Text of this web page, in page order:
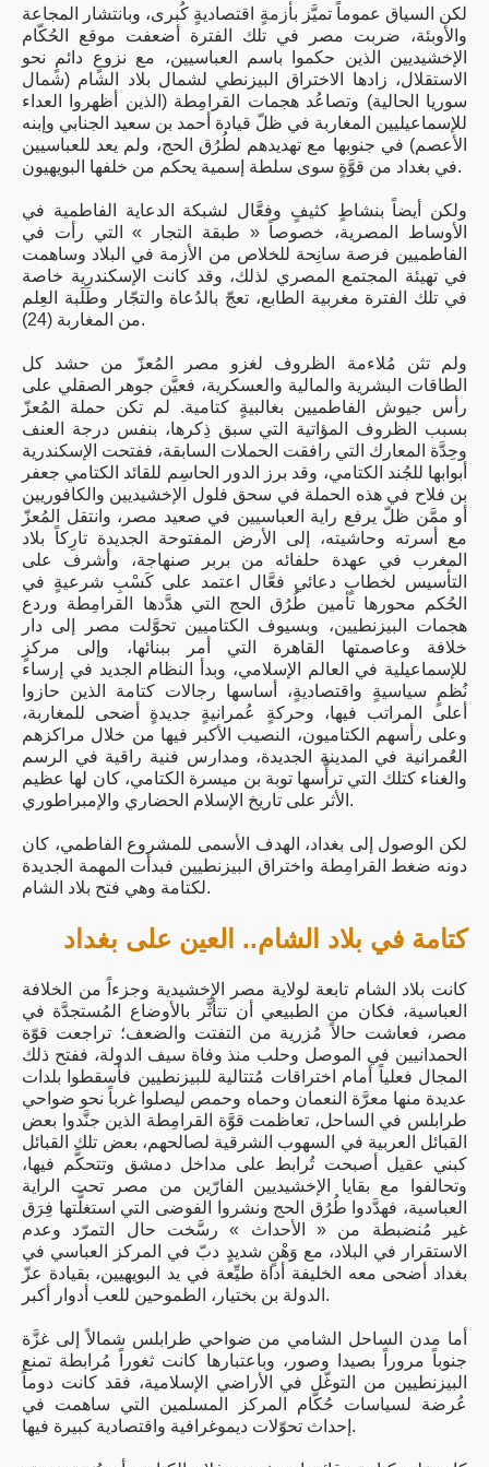
لكن السياق عموماً تميَّز بأزمةٍ اقتصاديةٍ كُبرى، وبانتشار المجاعة
والأوبئة، ضربت مصر في تلك الفترة أضعفت موقع الحُكّام
الإخشيديين الذين حكموا باسم العباسيين، مع نزوعٍ دائمٍ نحو
الاستقلال، زادها الاختراق البيزنطي لشمال بلاد الشام (شمال
سوريا الحالية) وتصاعُد هجمات القرامِطة (الذين أظهروا العداء
للإسماعيليين المغاربة في ظلّ قيادة أحمد بن سعيد الجنابي وإبنه
الأعصم) في جنوبها مع تهديدهم لطُرُق الحج، ولم يعد للعباسيين
في بغداد من قوَّةٍ سوى سلطة إسمية يحكم من خلفها البويهيون.
ولكن أيضاً بنشاطٍ كثيفٍ وفعَّال لشبكة الدعاية الفاطمية في
الأوساط المصرية، خصوصاً « طبقة التجار » التي رأت في
الفاطميين فرصة سانِحة للخلاص من الأزمة في البلاد وساهمت
في تهيئة المجتمع المصري لذلك، وقد كانت الإسكندرية خاصة
في تلك الفترة مغربية الطابع، تعجّ بالدُعاة والتجّار وطَلَبة العِلم
من المغاربة (24).
ولم تثن مُلاءمة الظروف لغزو مصر المُعزّ من حشد كل
الطاقات البشرية والمالية والعسكرية، فعيَّن جوهر الصقلي على
رأس جيوش الفاطميين بغالبيةٍ كتامية. لم تكن حملة المُعزّ
بسبب الظروف المؤاتية التي سبق ذِكرها، بنفس درجة العنف
وحِدَّة المعارك التي رافقت الحملات السابقة، ففتحت الإسكندرية
أبوابها للجُند الكتامي، وقد برز الدور الحاسِم للقائد الكتامي جعفر
بن فلاح في هذه الحملة في سحق فلول الإخشيديين والكافوريين
أو ممَّن ظلّ يرفع راية العباسيين في صعيد مصر، وانتقل المُعزّ
مع أسرته وحاشيته، إلى الأرض المفتوحة الجديدة تارِكاً بلاد
المغرب في عهدة حلفائه من بربر صنهاجة، وأشرف على
التأسيس لخطابٍ دعائي فعَّال اعتمد على كَسْبِ شرعيةٍ في
الحُكم محورها تأمين طُرُق الحج التي هدَّدها القرامِطة وردع
هجمات البيزنطيين، وبسيوف الكتاميين تحوَّلت مصر إلى دار
خلافة وعاصمتها القاهرة التي أمر ببنائها، وإلى مركزٍ
للإسماعيلية في العالم الإسلامي، وبدأ النظام الجديد في إرساء
نُظمٍ سياسيةٍ واقتصاديةٍ، أساسها رجالات كتامة الذين حازوا
أعلى المراتب فيها، وحركةٍ عُمرانيةٍ جديدةٍ أضحى للمغاربة،
وعلى رأسهم الكتاميون، النصيب الأكبر فيها من خلال مراكزهم
العُمرانية في المدينة الجديدة، ومدارس فنية راقية في الرسم
والغناء كتلك التي ترأَّسها توبة بن ميسرة الكتامي، كان لها عظيم
الأثر على تاريخ الإسلام الحضاري والإمبراطوري.
لكن الوصول إلى بغداد، الهدف الأسمى للمشروع الفاطمي، كان
دونه ضغط القرامِطة واختراق البيزنطيين فبدأت المهمة الجديدة
لكتامة وهي فتح بلاد الشام.
كتامة في بلاد الشام.. العين على بغداد
كانت بلاد الشام تابعة لولاية مصر الإخشيدية وجزءاً من الخلافة
العباسية، فكان من الطبيعي أن تتأثَّر بالأوضاع المُستجدَّة في
مصر، فعاشت حالاً مُزرية من التفتت والضعف؛ تراجعت قوّة
الحمدانيين في الموصل وحلب منذ وفاة سيف الدولة، ففتح ذلك
المجال فعلياً أمام اختراقات مُتتالية للبيزنطيين فأسقطوا بلدات
عديدة منها معرَّة النعمان وحماه وحمص ليصلوا غرباً نحو ضواحي
طرابلس في الساحل، تعاظمت قوَّة القرامِطة الذين جنَّدوا بعض
القبائل العربية في السهوب الشرقية لصالحهم، بعض تلك القبائل
كبني عقيل أصبحت تُرابط على مداخل دمشق وتتحكَّم فيها،
وتحالفوا مع بقايا الإخشيديين الفارّين من مصر تحت الراية
العباسية، فهدَّدوا طُرُق الحج ونشروا الفوضى التي استغلَّتها فِرَق
غير مُنضبطة من « الأحداث » رسَّخت حال التمرّد وعدم
الاستقرار في البلاد، مع وَهْنٍ شديدٍ دبّ في المركز العباسي في
بغداد أضحى معه الخليفة أداة طيِّعة في يد البويهيين، بقيادة عزّ
الدولة بن بختيار، الطموحين للعب أدوار أكبر.
أما مدن الساحل الشامي من ضواحي طرابلس شمالاً إلى غزَّة
جنوباً مروراً بصيدا وصور، وباعتبارها كانت ثغوراً مُرابطة تمنع
البيزنطيين من التوغّل في الأراضي الإسلامية، فقد كانت دوماً
عُرضة لسياسات حُكَّام المركز المسلمين التي ساهمت في
إحداث تحوّلات ديموغرافية واقتصادية كبيرة فيها.